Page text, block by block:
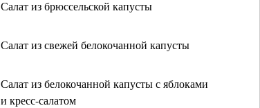
Салат из брюссельской капусты
Салат из свежей белокочанной капусты
Салат из белокочанной капусты с яблоками
и кресс-салатом